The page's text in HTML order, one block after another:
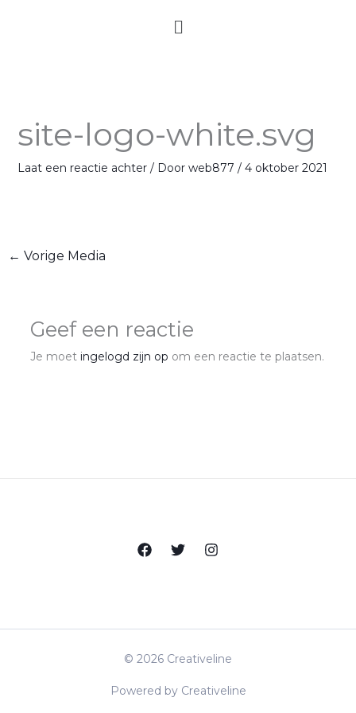
Menu
site-logo-white.svg
Laat een reactie achter / Door web877 / 4 oktober 2021
← Vorige Media
Geef een reactie
Je moet ingelogd zijn op om een reactie te plaatsen.
© 2026 Creativeline
Powered by Creativeline